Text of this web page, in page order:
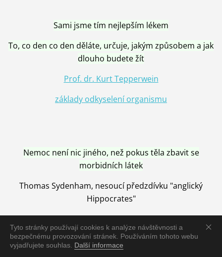
Tyto stránky používají cookies k analýze návštěvnosti a
bezpečnému provozování stránek. Používáním tohoto webu
vyjadřujete souhlas. Další informace
Sami jsme tím nejlepším lékem
To, co den co den děláte, určuje, jakým způsobem a jak
dlouho budete žít
Prof. dr. Kurt Tepperwein
základy odkyselení organismu
Nemoc není nic jiného, než pokus těla zbavit se
morbidních látek
Thomas Sydenham, nesoucí předzdívku "anglický
Hippocrates"
Nemoc je vyléčena jen pomocí Přírody, neutralizací a